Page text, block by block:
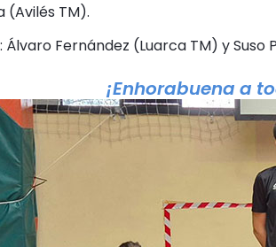
(Avilés TM).
Álvaro Fernández (Luarca TM) y Suso
¡Enhorabuena a